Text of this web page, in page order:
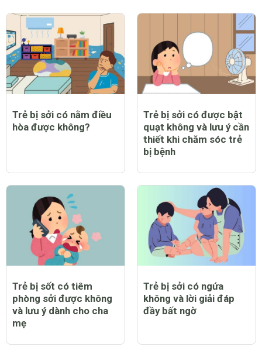
Trẻ bị sởi có nằm điều
hòa được không?
Trẻ bị sởi có được bật
quạt không và lưu ý cần
thiết khi chăm sóc trẻ
bị bệnh
Trẻ bị sốt có tiêm
phòng sởi được không
và lưu ý dành cho cha
mẹ
Trẻ bị sởi có ngứa
không và lời giải đáp
đầy bất ngờ